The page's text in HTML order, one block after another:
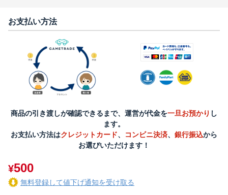
お支払い方法
商品の引き渡しが確認できるまで、運営が代金を一旦お預かり し
ます。
お支払い方法はクレジットカード、 コンビニ決済、 銀行振込から
お選びいただけます！
¥500
無料登録して値下げ通知を受け取る